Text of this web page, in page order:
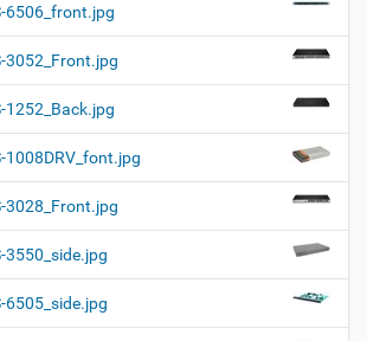
6506_front.jpg
3052_Front.jpg
1252_Back.jpg
1008DRV_font.jpg
3028_Front.jpg
3550_side.jpg
6505_side.jpg